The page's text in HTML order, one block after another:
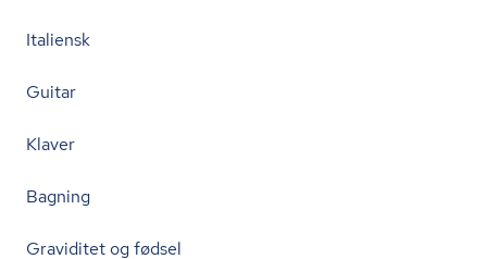
Italiensk
Guitar
Klaver
Bagning
Graviditet og fødsel